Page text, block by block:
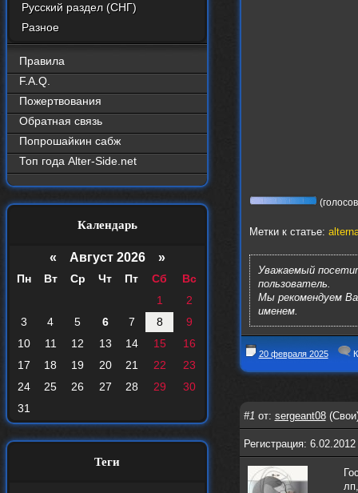
Русский раздел (СНГ)
Разное
Правила
F.A.Q.
Пожертвования
Обратная связь
Попрошайкин сабж
Топ года Alter-Side.net
Календарь
« Август 2026 »
Пн Вт Ср Чт Пт Сб
Вс
1
2
3
4 5 6 7 8
9
10
11 12 13 14 15
16
17
18 19 20 21 22
23
24
25 26 27 28 29
30
31
Теги
Метки к статье:
Уважаемый
пользователь.
Мы рекомендуем
именем.
20 февраля 2025
#1 от: sergeant08
Регистрация: